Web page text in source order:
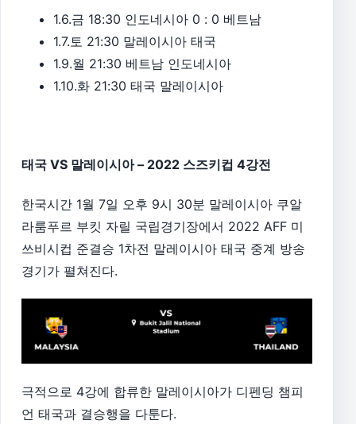
1.6.금 18:30 인도네시아 0 : 0 베트남
1.7.토 21:30 말레이시아 태국
1.9.월 21:30 베트남 인도네시아
1.10.화 21:30 태국 말레이시아
태국 VS 말레이시아 – 2022 스즈키컵 4강전
한국시간 1월 7일 오후 9시 30분 말레이시아 쿠알
라룸푸르 부킷 자릴 국립경기장에서 2022 AFF 미
쓰비시컵 준결승 1차전 말레이시아 태국 중계 방송
경기가 펼쳐진다.
극적으로 4강에 합류한 말레이시아가 디펜딩 챔피
언 태국과 결승행을 다툰다.